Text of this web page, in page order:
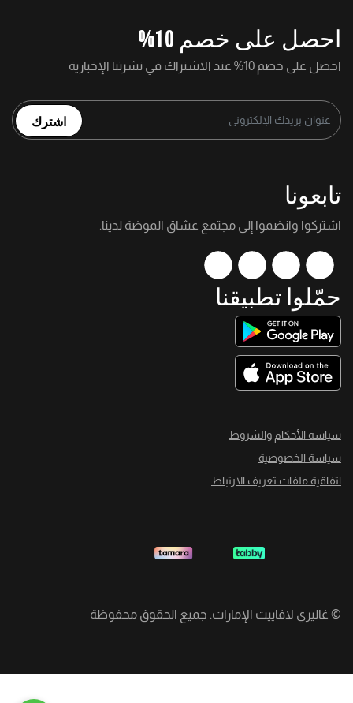
احصل على خصم 10%
احصل على خصم 10% عند الاشتراك في نشرتنا الإخبارية
اشترك
تابعونا
اشتركوا وانضموا إلى مجتمع عشاق الموضة لدينا.
حمّلوا تطبيقنا
سياسة الأحكام والشروط
سياسة الخصوصية
اتفاقية ملفات تعريف الارتباط
© غاليري لافاييت الإمارات. جميع الحقوق محفوظة